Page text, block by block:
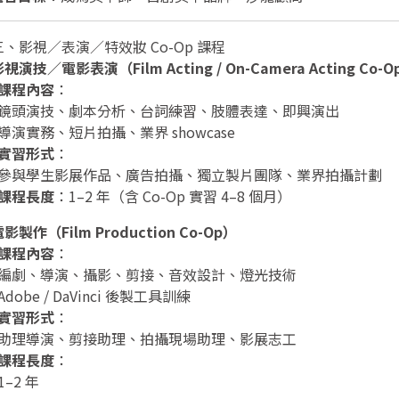
、影視／表演／特效妝 Co-Op 課程
視演技／電影表演（Film Acting / On-Camera Acting Co-
程內容 ：
頭演技、劇本分析、台詞練習、肢體表達、即興演出
演實務、短片拍攝、業界 showcase
習形式 ：
與學生影展作品、廣告拍攝、獨立製片團隊、業界拍攝計劃
程長度 ：1–2 年（含 Co-Op 實習 4–8 個月）
影製作（Film Production Co-Op）
程內容 ：
劇、導演、攝影、剪接、音效設計、燈光技術
/ DaVinci 後製工具訓練
習形式 ：
理導演、剪接助理、拍攝現場助理、影展志工
程長度 ：
年